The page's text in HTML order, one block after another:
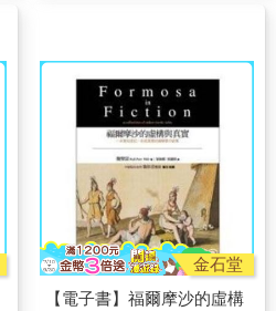
金石堂
【電子書】福爾摩沙的虛構